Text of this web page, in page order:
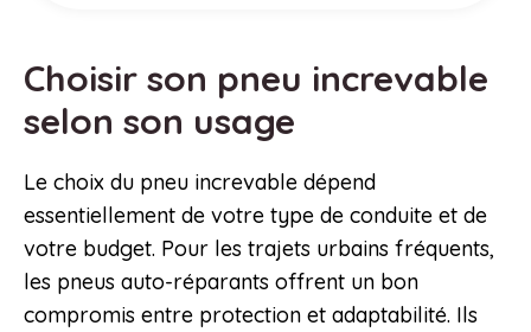
Choisir son pneu increvable
selon son usage
Le choix du pneu increvable dépend
essentiellement de votre type de conduite et de
votre budget. Pour les trajets urbains fréquents,
les pneus auto-réparants offrent un bon
compromis entre protection et adaptabilité. Ils